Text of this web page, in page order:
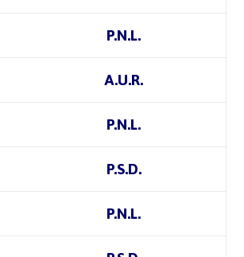
P.N.L.
A.U.R.
P.N.L.
P.S.D.
P.N.L.